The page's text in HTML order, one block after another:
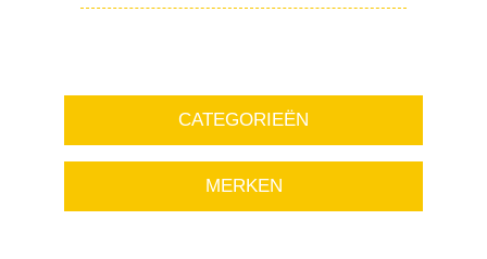
CATEGORIEËN
MERKEN